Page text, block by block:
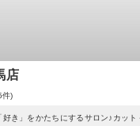
店
件)
好き」をかたちにするサロン♪カット